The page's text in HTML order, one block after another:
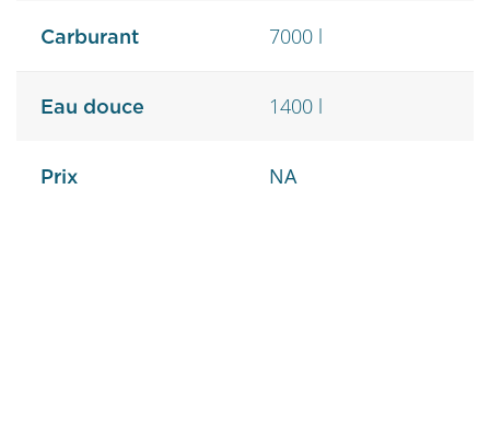
Carburant 7000 l
Eau douce 1400 l
Prix NA